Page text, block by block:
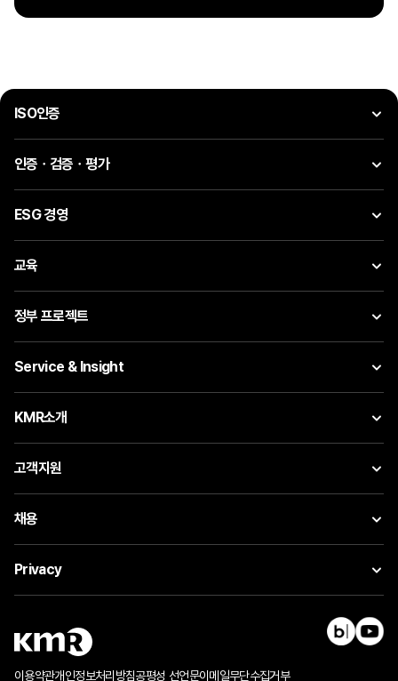
ISO인증
인증ㆍ검증ㆍ평가
ESG 경영
교육
정부 프로젝트
Service & Insight
KMR소개
고객지원
채용
Privacy
이용약관개인정보처리방침공평성 선언문이메일무단수집거부